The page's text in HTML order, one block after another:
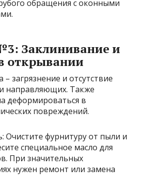
обращения с оконными
Заклинивание и
открывании
загрязнение и отсутствие
направляющих. Также
деформироваться в
повреждений.
Очистите фурнитуру от пыли и
специальное масло для
При значительных
нужен ремонт или замена